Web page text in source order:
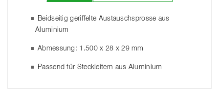
Beidseitig geriffelte Austauschsprosse aus
Aluminium
Abmessung: 1.500 x 28 x 29 mm
Passend für Steckleitern aus Aluminium